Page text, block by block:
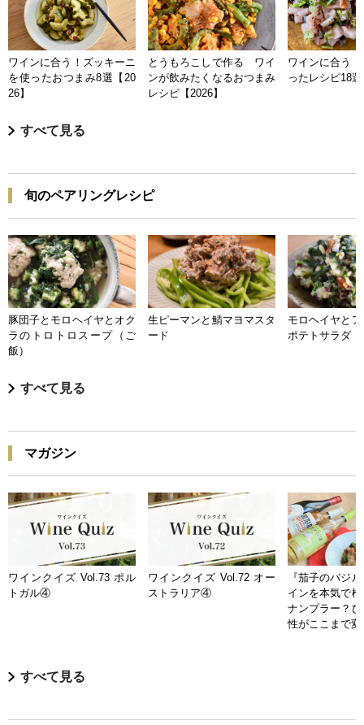
ワインに合う！ズッキーニ
を使ったおつまみ8選【20
26】
とうもろこしで作る ワイ
ンが飲みたくなるおつまみ
レシピ【2026】
ワインに合う
ったレシピ18
すべて見る
旬のペアリングレシピ
豚団子とモロヘイヤとオク
ラのトロトロスープ（ご
飯）
生ピーマンと鯖マヨマスタ
ード
モロヘイヤと
ポテトサラダ
すべて見る
マガジン
ワインクイズ Vol.73 ポル
トガル④
ワインクイズ Vol.72 オー
ストラリア④
『茄子のバジ
インを本気で
ナンプラー？
性がここまで
すべて見る